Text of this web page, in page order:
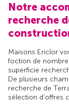
Notre
recherche
Maisons Ericlor
foction de
superficie
De plusieurs
recherche de
sélection d'offres